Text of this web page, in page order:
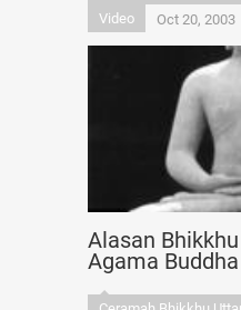
Video
Oct 20, 2003
Alasan
Agama Buddha